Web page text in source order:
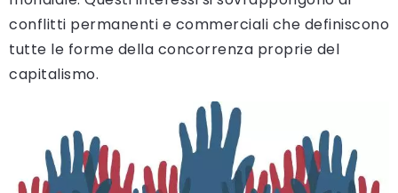
conflitti permanenti e commerciali che definiscono
tutte le forme della concorrenza proprie del
capitalismo.